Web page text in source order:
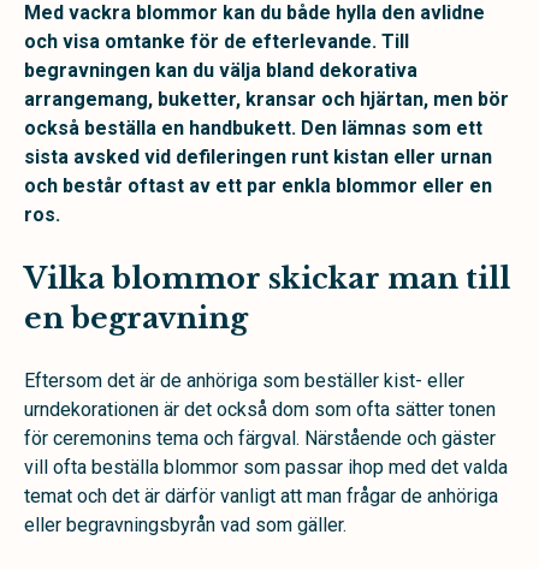
Med vackra blommor kan du både hylla den avlidne
och visa omtanke för de efterlevande. Till
begravningen kan du välja bland dekorativa
arrangemang, buketter, kransar och hjärtan, men bör
också beställa en handbukett. Den lämnas som ett
sista avsked vid defileringen runt kistan eller urnan
och består oftast av ett par enkla blommor eller en
ros.
Vilka blommor skickar man till
en begravning
Eftersom det är de anhöriga som beställer kist- eller
urndekorationen är det också dom som ofta sätter tonen
för ceremonins tema och färgval. Närstående och gäster
vill ofta beställa blommor som passar ihop med det valda
temat och det är därför vanligt att man frågar de anhöriga
eller begravningsbyrån vad som gäller.